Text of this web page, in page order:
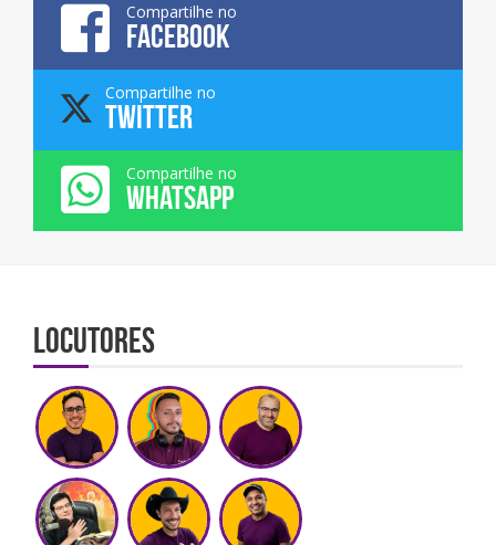
Compartilhe no
FACEBOOK
Compartilhe no
TWITTER
Compartilhe no
WHATSAPP
Locutores